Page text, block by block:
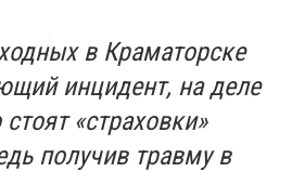
в Краматорске
инцидент, на деле
«страховки»
получив травму в